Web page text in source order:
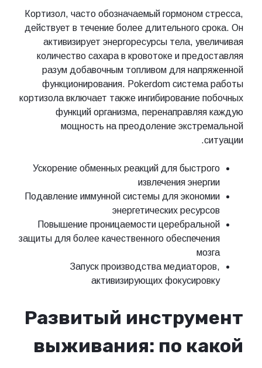
Кортизол, часто обозначаемый гормоном стресса,
действует в течение более длительного срока. Он
активизирует энергоресурсы тела, увеличивая
количество сахара в кровотоке и предоставляя
разум добавочным топливом для напряженной
функционирования. Pokerdom система работы
кортизола включает также ингибирование побочных
функций организма, перенаправляя каждую
мощность на преодоление экстремальной
ситуации.
Ускорение обменных реакций для быстрого
извлечения энергии
Подавление иммунной системы для экономии
энергетических ресурсов
Повышение проницаемости церебральной
защиты для более качественного обеспечения
мозга
Запуск производства медиаторов,
активизирующих фокусировку
Развитый инструмент
выживания: по какой